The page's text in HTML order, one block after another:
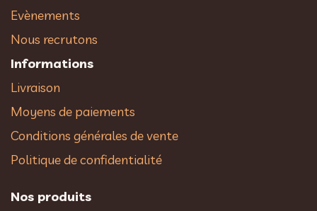
Evènements
Nous recrutons
Informations
Livraison
Moyens de paiements
Conditions générales de vente
Politique de confidentialité
Nos produits